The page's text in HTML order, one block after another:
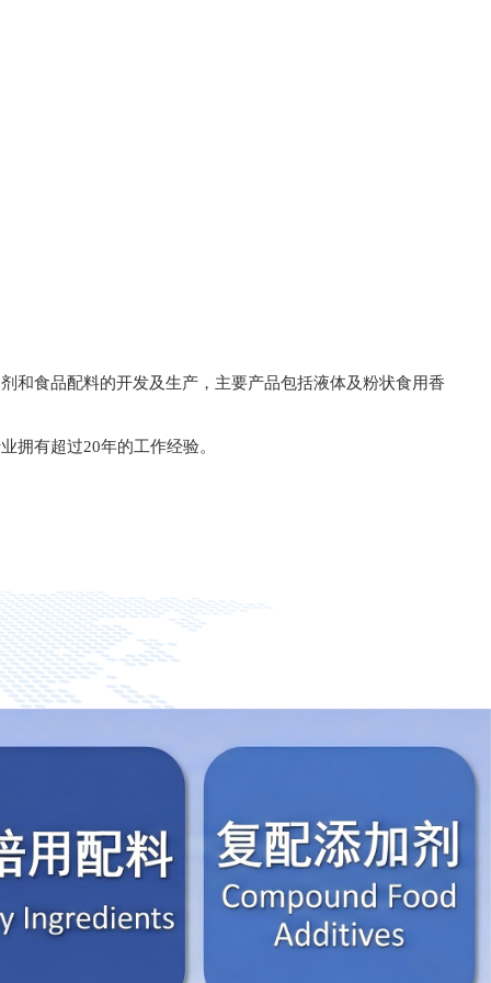
和食品配料的开发及生产，主要产品包括液体及粉状食用香
拥有超过20年的工作经验。